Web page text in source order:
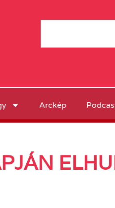
Arckép